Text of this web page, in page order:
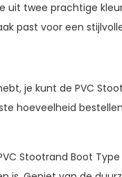
uit twee prachtige
past voor een
je kunt de PVC
hoeveelheid
Stootrand Boot